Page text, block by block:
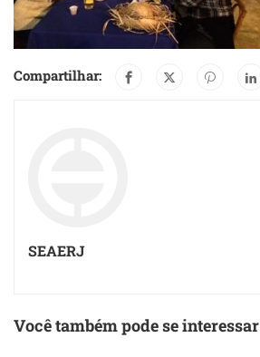
Compartilhar:
SEAERJ
Você também pode se interessar